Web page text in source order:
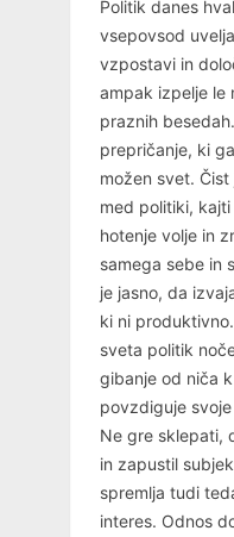
Politik danes
vsepovsod
vzpostavi in
ampak izpelje le
praznih
prepričanje, ki
možen svet.
med politiki,
hotenje volje in
samega sebe in
je jasno, da
ki ni
sveta politik
gibanje od niča
povzdiguje
Ne gre sklepati,
in zapustil
spremlja tudi
interes. Odnos